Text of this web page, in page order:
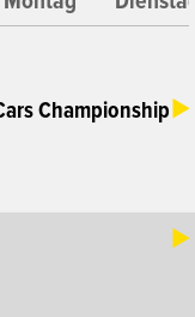
Championship